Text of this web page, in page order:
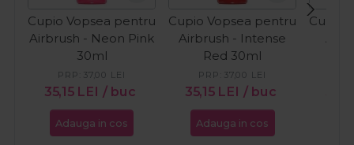
Cupio Vopsea pentru
Airbrush - Neon Pink
30ml
35,15 LEI / buc
PRP: 37,00 LEI
Adauga in cos
Cupio Vopsea pentru
Airbrush - Intense
Red 30ml
35,15 LEI / buc
PRP: 37,00 LEI
Adauga in cos
Cupio